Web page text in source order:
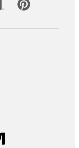
sociales